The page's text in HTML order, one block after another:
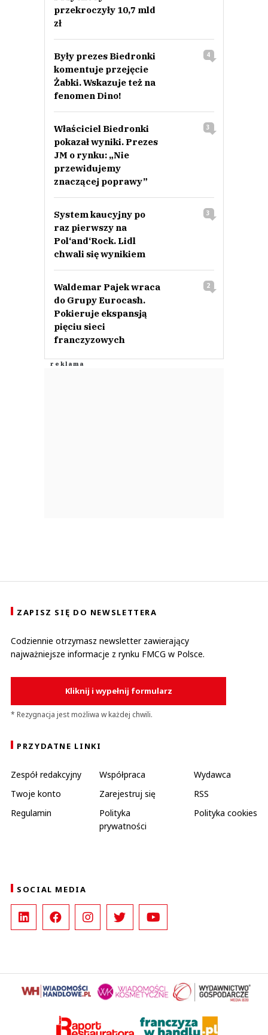
przekroczyły 10,7 mld
zł
Były prezes Biedronki
komentuje przejęcie
Żabki. Wskazuje też na
fenomen Dino!
4
Właściciel Biedronki
pokazał wyniki. Prezes
JM o rynku: „Nie
przewidujemy
znaczącej poprawy”
3
System kaucyjny po
raz pierwszy na
Pol‘and‘Rock. Lidl
chwali się wynikiem
3
Waldemar Pajek wraca
do Grupy Eurocash.
Pokieruje ekspansją
pięciu sieci
franczyzowych
2
ZAPISZ SIĘ DO NEWSLETTERA
Codziennie otrzymasz newsletter zawierający
najważniejsze informacje z rynku FMCG w Polsce.
Kliknij i wypełnij formularz
* Rezygnacja jest możliwa w każdej chwili.
PRZYDATNE LINKI
Zespół redakcyjny Współpraca
Wydawca
Twoje konto
Zarejestruj się
RSS
Regulamin
Polityka
prywatności
Polityka cookies
SOCIAL MEDIA